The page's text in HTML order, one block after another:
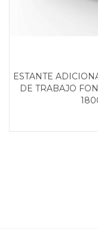
ESTANTE
DE TRABAJO